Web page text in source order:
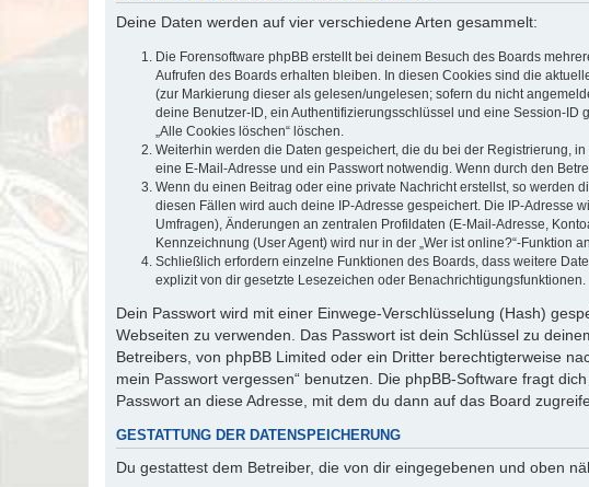
Deine Daten werden auf vier verschiedene Arten gesammelt:
Die Forensoftware phpBB erstellt bei deinem Besuch des Boards
Aufrufen des Boards erhalten bleiben. In diesen Cookies sind die
(zur Markierung dieser als gelesen/ungelesen; sofern du nicht
deine Benutzer-ID, ein Authentifizierungsschlüssel und eine Session-
„Alle Cookies löschen“ löschen.
Weiterhin werden die Daten gespeichert, die du bei der Registrierung,
eine E-Mail-Adresse und ein Passwort notwendig. Wenn durch den
Wenn du einen Beitrag oder eine private Nachricht erstellst, so werden
diesen Fällen wird auch deine IP-Adresse gespeichert. Die IP-Adresse
Umfragen), Änderungen an zentralen Profildaten (E-Mail-Adresse,
Kennzeichnung (User Agent) wird nur in der „Wer ist online?“-Funktion
Schließlich erfordern einzelne Funktionen des Boards, dass weitere
explizit von dir gesetzte Lesezeichen oder Benachrichtigungsfunktionen.
Dein Passwort wird mit einer Einwege-Verschlüsselung (Hash)
Webseiten zu verwenden. Das Passwort ist dein Schlüssel zu
Betreibers, von phpBB Limited oder ein Dritter berechtigterweise
mein Passwort vergessen“ benutzen. Die phpBB-Software fragt
Passwort an diese Adresse, mit dem du dann auf das Board
GESTATTUNG DER DATENSPEICHERUNG
Du gestattest dem Betreiber, die von dir eingegebenen und oben